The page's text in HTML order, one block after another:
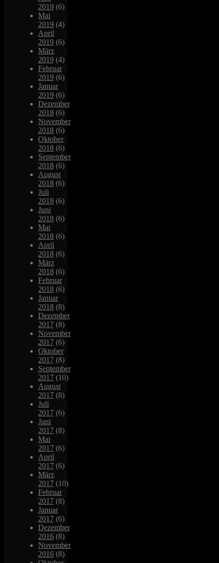
2019 (6)
Mai
2019 (4)
April
2019 (6)
März
2019 (4)
Februar
2019 (6)
Januar
2019 (6)
Dezember
2018 (6)
November
2018 (6)
Oktober
2018 (6)
September
2018 (6)
August
2018 (6)
Juli
2018 (6)
Juni
2018 (6)
Mai
2018 (6)
April
2018 (6)
März
2018 (6)
Februar
2018 (6)
Januar
2018 (8)
Dezember
2017 (8)
November
2017 (6)
Oktober
2017 (8)
September
2017 (10)
August
2017 (8)
Juli
2017 (6)
Juni
2017 (8)
Mai
2017 (6)
April
2017 (6)
März
2017 (10)
Februar
2017 (8)
Januar
2017 (6)
Dezember
2016 (8)
November
2016 (8)